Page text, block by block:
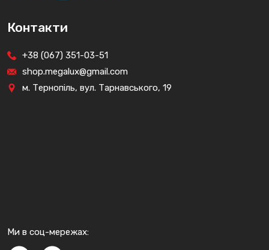
Контакти
+38 (067) 351-03-51
shop.megalux@gmail.com
м. Тернопіль, вул. Тарнавського, 19
Ми в соц-мережах: